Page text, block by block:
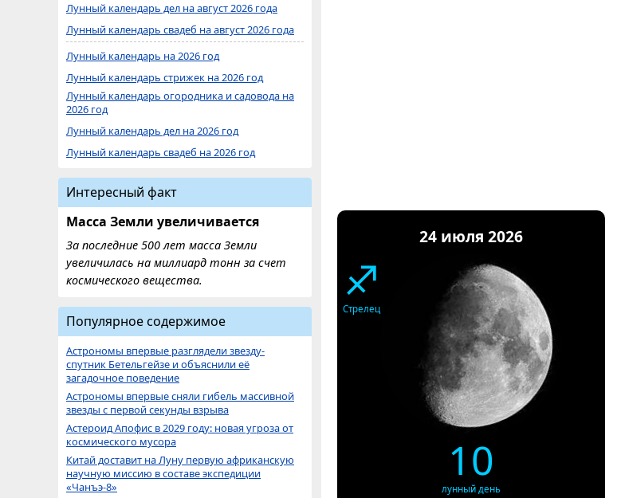
24 июля 2026
♐
Стрелец
10
лунный день
Лунный календарь дел на август 2026 года
Лунный календарь свадеб на август 2026 года
Лунный календарь на 2026 год
Лунный календарь стрижек на 2026 год
Лунный календарь огородника и садовода на
2026 год
Лунный календарь дел на 2026 год
Лунный календарь свадеб на 2026 год
Интересный факт
Масса Земли увеличивается
За последние 500 лет масса Земли
увеличилась на миллиард тонн за счет
космического вещества.
Популярное содержимое
Астрономы впервые разглядели звезду-
спутник Бетельгейзе и объяснили её
загадочное поведение
Астрономы впервые сняли гибель массивной
звезды с первой секунды взрыва
Астероид Апофис в 2029 году: новая угроза от
космического мусора
Китай доставит на Луну первую африканскую
научную миссию в составе экспедиции
«Чанъэ-8»